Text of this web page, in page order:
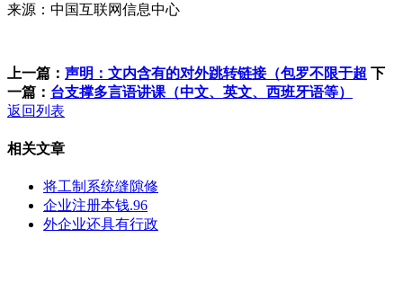
来源：中国互联网信息中心
上一篇： 声明：文内含有的对外跳转链接（包罗不限于超 下
一篇： 台支撑多言语讲课（中文、英文、西班牙语等）
返回列表
相关文章
将工制系统缝隙修
企业注册本钱.96
外企业还具有行政